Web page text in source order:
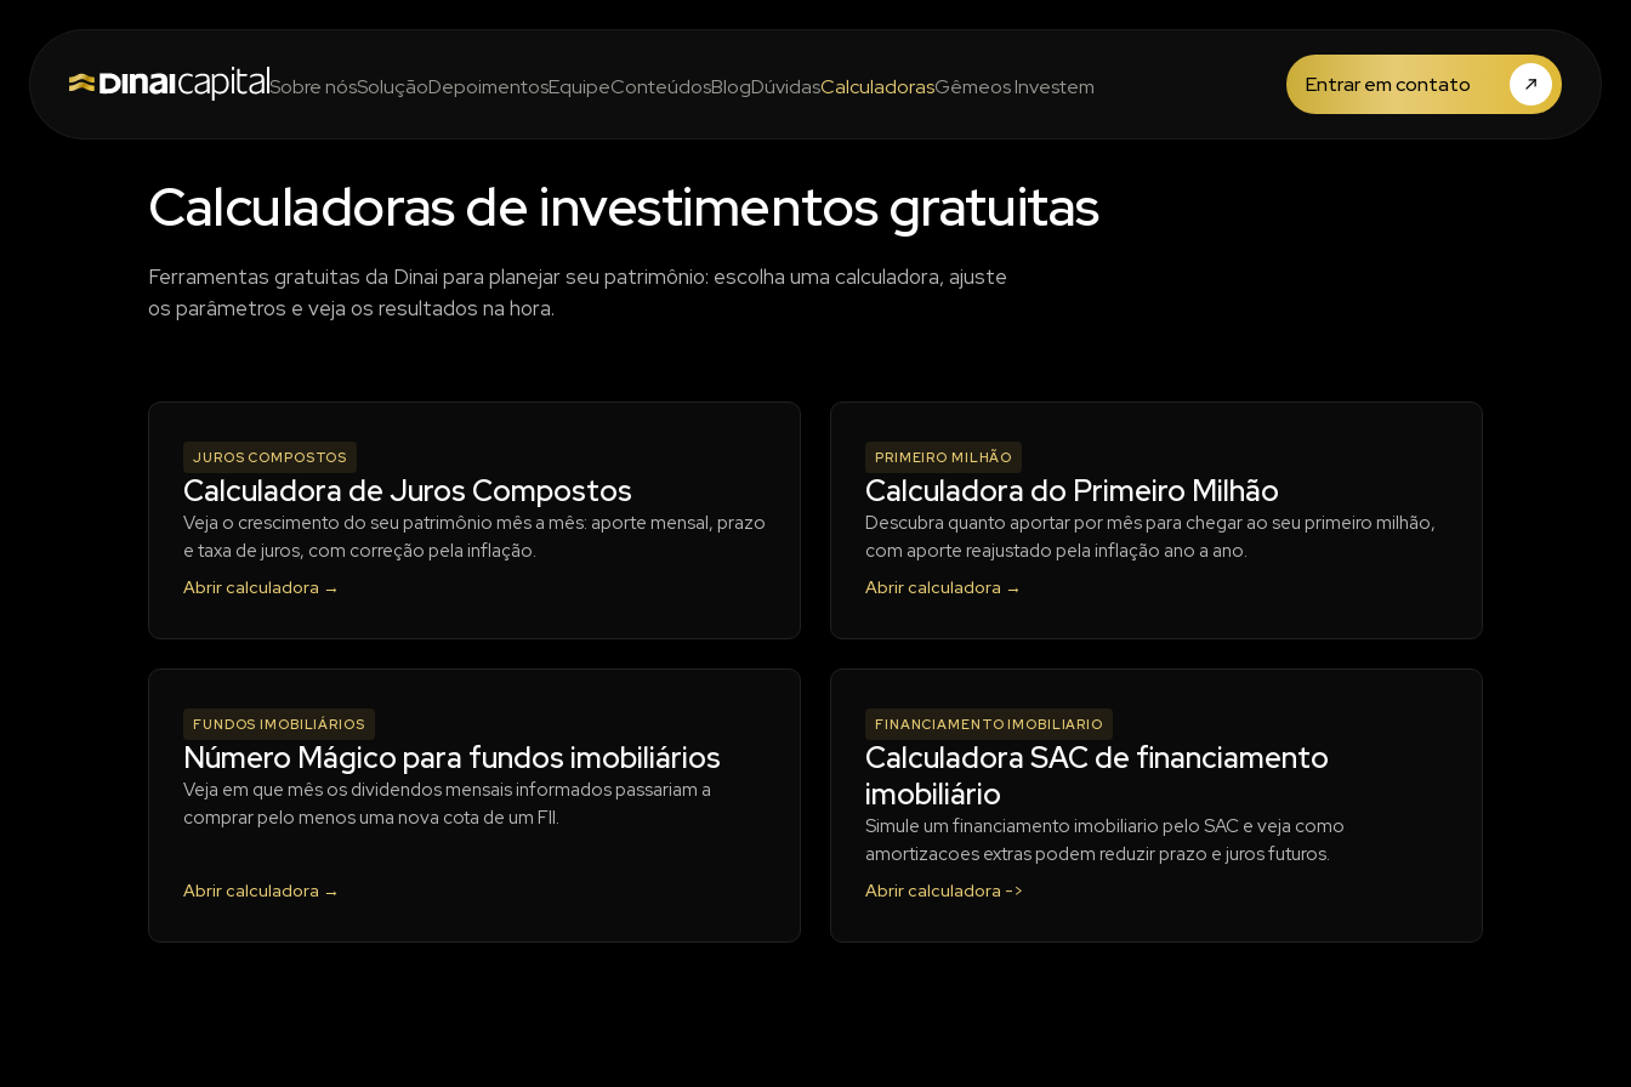
Sobre nósSoluçãoDepoimentosEquipeConteúdosBlogDúvidasCalculadorasGêmeos Investem Entrar em contato
Calculadoras de investimentos gratuitas
Ferramentas gratuitas da Dinai para planejar seu patrimônio: escolha uma calculadora, ajuste
os parâmetros e veja os resultados na hora.
JUROS COMPOSTOS
Calculadora de Juros Compostos
Veja o crescimento do seu patrimônio mês a mês: aporte mensal, prazo
e taxa de juros, com correção pela inflação.
Abrir calculadora →
PRIMEIRO MILHÃO
Calculadora do Primeiro Milhão
Descubra quanto aportar por mês para chegar ao seu primeiro milhão,
com aporte reajustado pela inflação ano a ano.
Abrir calculadora →
FUNDOS IMOBILIÁRIOS
Número Mágico para fundos imobiliários
Veja em que mês os dividendos mensais informados passariam a
comprar pelo menos uma nova cota de um FII.
Abrir calculadora →
FINANCIAMENTO IMOBILIARIO
Calculadora SAC de financiamento
imobiliário
Simule um financiamento imobiliario pelo SAC e veja como
amortizacoes extras podem reduzir prazo e juros futuros.
Abrir calculadora ->